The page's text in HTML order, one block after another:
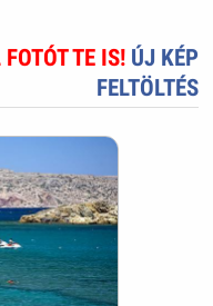
TE IS! ÚJ KÉP
FELTÖLTÉS